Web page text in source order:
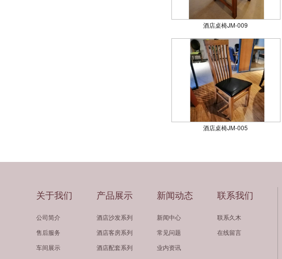
酒店桌椅JM-009
酒店桌椅JM-005
关于我们
公司简介
售后服务
车间展示
产品展示
酒店沙发系列
酒店客房系列
酒店配套系列
新闻动态
新闻中心
常见问题
业内资讯
联系我们
联系久木
在线留言